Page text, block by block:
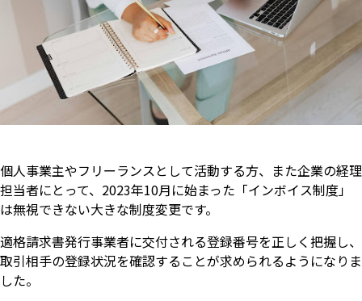
個人事業主やフリーランスとして活動する方、また企業の経理
担当者にとって、2023年10月に始まった「インボイス制度」
は無視できない大きな制度変更です。
適格請求書発行事業者に交付される登録番号を正しく把握し、
取引相手の登録状況を確認することが求められるようになりま
した。